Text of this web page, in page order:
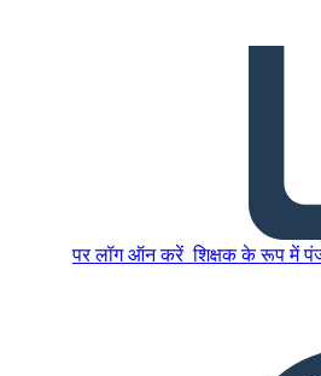
पर लॉग ऑन करें शिक्षक के रूप में
इस स्टोरीबोर्ड को कॉपी करें